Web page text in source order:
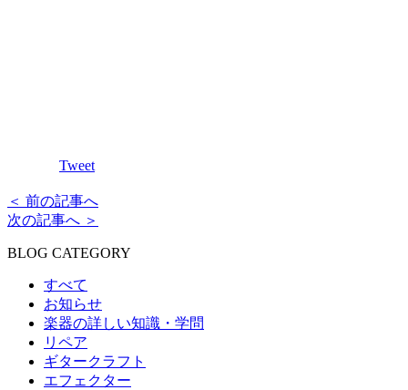
Tweet
＜ 前の記事へ
次の記事へ ＞
BLOG CATEGORY
すべて
お知らせ
楽器の詳しい知識・学問
リペア
ギタークラフト
エフェクター